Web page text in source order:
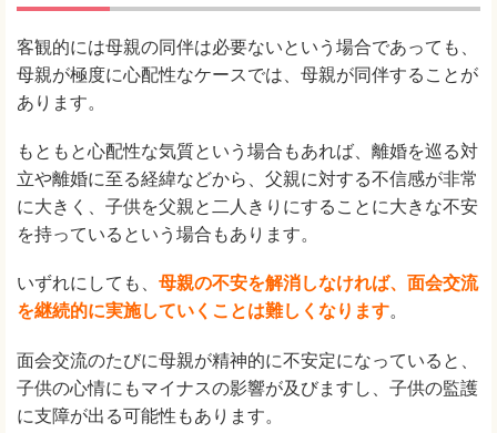
客観的には母親の同伴は必要ないという場合であっても、
母親が極度に心配性なケースでは、母親が同伴することが
あります。
もともと心配性な気質という場合もあれば、離婚を巡る対
立や離婚に至る経緯などから、父親に対する不信感が非常
に大きく、子供を父親と二人きりにすることに大きな不安
を持っているという場合もあります。
いずれにしても、 母親の不安を解消しなければ、面会交流
を継続的に実施していくことは難しくなります。
面会交流のたびに母親が精神的に不安定になっていると、
子供の心情にもマイナスの影響が及びますし、子供の監護
に支障が出る可能性もあります。